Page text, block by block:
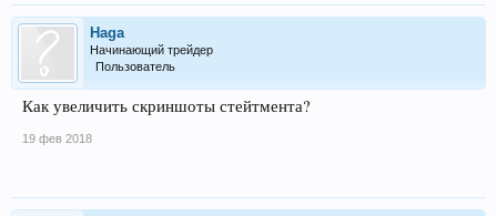
Haga
Начинающий трейдер
Пользователь
Как увеличить скриншоты стейтмента?
19 фев 2018